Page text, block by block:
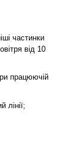
частинки
від 10
працюючій
лінії;